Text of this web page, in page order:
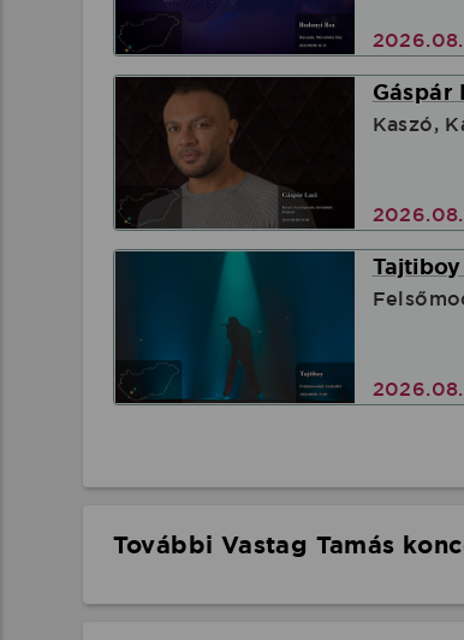
Gáspár
Kaszó,
További Vastag Tamás